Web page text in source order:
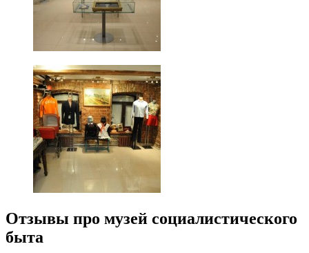
Отзывы про музей социалистического
быта